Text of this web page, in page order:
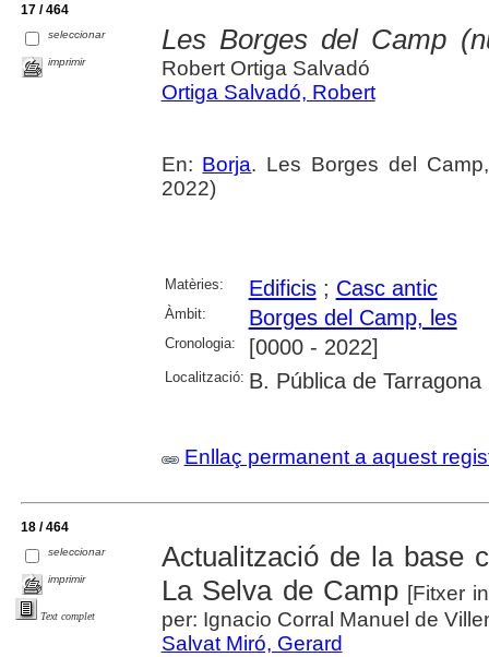
17 / 464
seleccionar
imprimir
Les Borges del Camp
Robert Ortiga Salvadó
Ortiga Salvadó, Robert
En: Borja. Les Borges del
2022)
Matèries: Edificis; Casc antic
Àmbit: Borges del Camp, les
Cronologia: [0000 - 2022]
Localització: B. Pública de Tarragona
Enllaç permanent a aquest
18 / 464
seleccionar
imprimir
Text complet
Actualització de la base
La Selva de Camp [Fitxer
per: Ignacio Corral Manuel de
Salvat Miró, Gerard